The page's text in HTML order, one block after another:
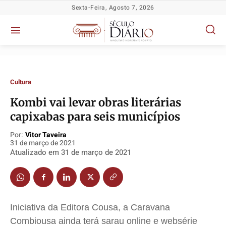
Socioeconômicas
Justiça
Socioeconômicas
Justiça
Socioeconômicas
Justiça
Socioeconômicas
Justiça
Sexta-Feira, Agosto 7, 2026
Cultura
Kombi vai levar obras literárias
capixabas para seis municípios
Por: Vitor Taveira
31 de março de 2021
Atualizado em 31 de março de 2021
Iniciativa da Editora Cousa, a Caravana
Combiousa ainda terá sarau online e websérie